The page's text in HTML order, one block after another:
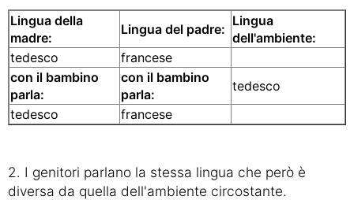
Lingua della
madre:
Lingua del padre:
Lingua
dell'ambiente:
tedesco
francese
con il bambino
parla:
con il bambino
parla:
tedesco
tedesco
francese
2. I genitori parlano la stessa lingua che però è
diversa da quella dell'ambiente circostante.